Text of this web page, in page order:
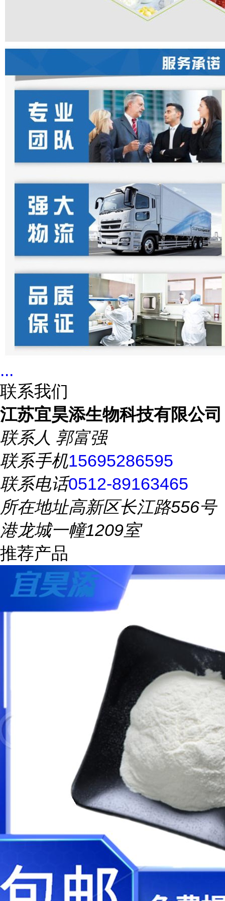
...
联系我们
江苏宜昊添生物科技有限公司
联系人 郭富强
联系手机15695286595
联系电话0512-89163465
所在地址高新区长江路556号
港龙城一幢1209室
推荐产品